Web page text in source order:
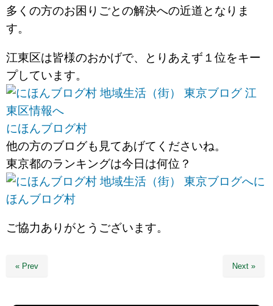
多くの方のお困りごとの解決への近道となりま
す。
江東区は皆様のおかげで、とりあえず１位をキー
プしています。
にほんブログ村
他の方のブログも見てあげてくださいね。
東京都のランキングは今日は何位？
に
ほんブログ村
ご協力ありがとうございます。
« Prev Next »